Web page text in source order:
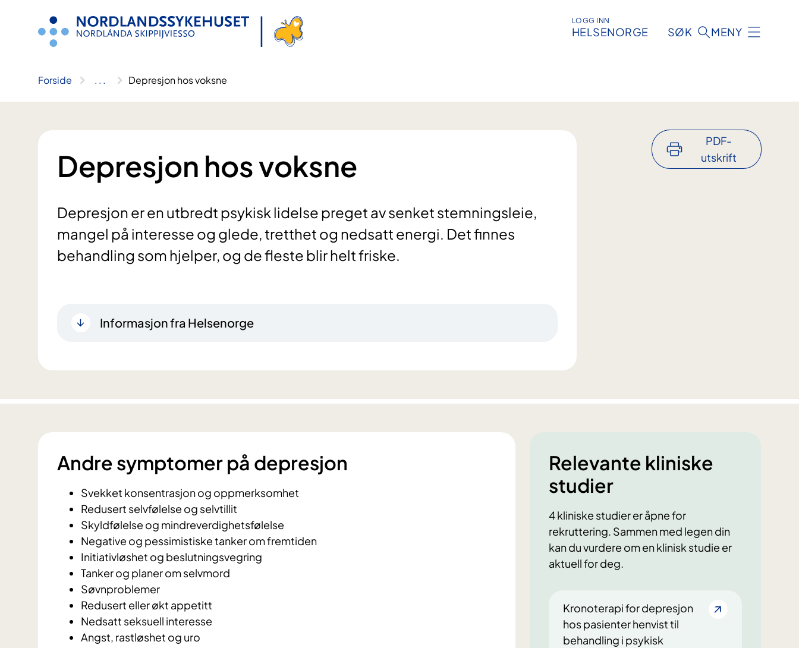
LOGG INN
HELSENORGE SØK MENY
Forside .. . Depresjon hos voksne
Depresjon hos voksne
Depresjon er en utbredt psykisk lidelse preget av senket stemningsleie,
mangel på interesse og glede, tretthet og nedsatt energi. Det finnes
behandling som hjelper, og de fleste blir helt friske.
Informasjon fra Helsenorge
PDF-
utskrift
Andre symptomer på depresjon
Svekket konsentrasjon og oppmerksomhet
Redusert selvfølelse og selvtillit
Skyldfølelse og mindreverdighetsfølelse
Negative og pessimistiske tanker om fremtiden
Initiativløshet og beslutningsvegring
Tanker og planer om selvmord
Søvnproblemer
Redusert eller økt appetitt
Nedsatt seksuell interesse
Angst, rastløshet og uro
Relevante kliniske
studier
4 kliniske studier er åpne for
rekruttering. Sammen med legen din
kan du vurdere om en klinisk studie er
aktuell for deg.
Kronoterapi for depresjon
hos pasienter henvist til
behandling i psykisk